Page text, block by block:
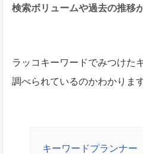
検索ボリュームや過去の推移
ラッコキーワードでみつけた
調べられているのかわかります
キーワードプランナー